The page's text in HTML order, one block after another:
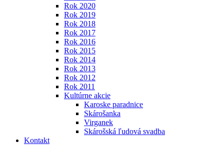
Rok 2020
Rok 2019
Rok 2018
Rok 2017
Rok 2016
Rok 2015
Rok 2014
Rok 2013
Rok 2012
Rok 2011
Kultúrne akcie
Karoske paradnice
Skárošanka
Virganek
Skárošská ľudová svadba
Kontakt